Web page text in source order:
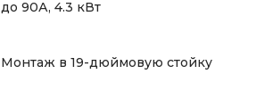
до 90А, 4.3 кВт
Монтаж в 19-дюймовую стойку